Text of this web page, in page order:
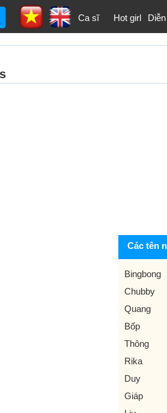
Ca sĩ Hot girl
Các tên
Bingbong
Chubby
Quang
Bốp
Thông
Rika
Duy
Giáp